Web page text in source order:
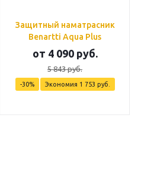
Защитный наматрасник
Benartti Aqua Plus
от 4 090 руб.
5 843 руб.
-30% Экономия 1 753 руб.